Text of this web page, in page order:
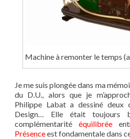
Machine à remonter le temps
Je me suis plongée dans ma
du D.U., alors que je
Philippe Labat a dessiné deux
Design… Elle était toujours
complémentaritééquilibrée
Présenceest fondamentale dans